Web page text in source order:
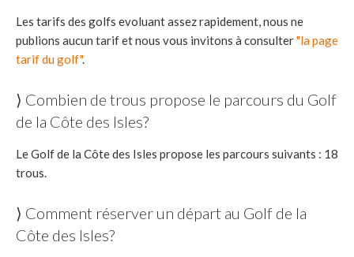
Les tarifs des golfs evoluant assez rapidement, nous ne
publions aucun tarif et nous vous invitons à consulter"la page
tarif du golf".
⟩ Combien de trous propose le parcours du Golf
de la Côte des Isles?
Le Golf de la Côte des Isles propose les parcours suivants : 18
trous.
⟩ Comment réserver un départ au Golf de la
Côte des Isles?